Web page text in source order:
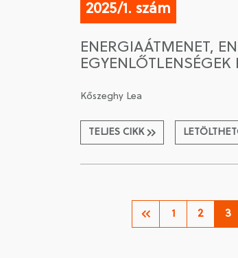
2025/1. szám
ENERGIAÁTMENET,
Kőszeghy Lea
TELJES CIKK
1 2 3